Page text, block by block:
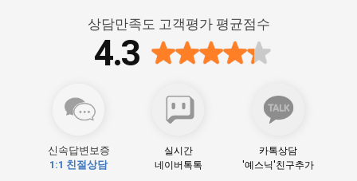
상담만족도 고객평가 평균점수
4.3
신속답변보증
1:1 친절상담
실시간
네이버톡톡
카톡상담
'예스닉'친구추가